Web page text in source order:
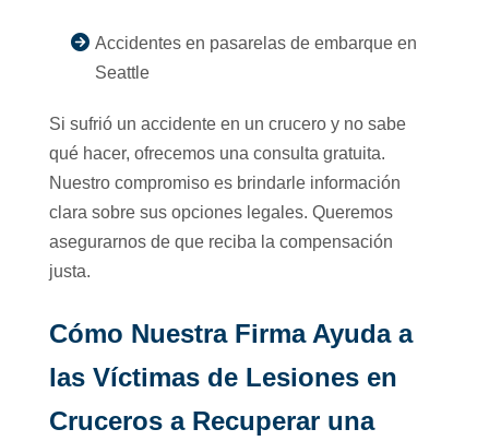
Accidentes en pasarelas de embarque en
Seattle
Si sufrió un accidente en un crucero y no sabe
qué hacer, ofrecemos una consulta gratuita.
Nuestro compromiso es brindarle información
clara sobre sus opciones legales. Queremos
asegurarnos de que reciba la compensación
justa.
Cómo Nuestra Firma Ayuda a
las Víctimas de Lesiones en
Cruceros a Recuperar una